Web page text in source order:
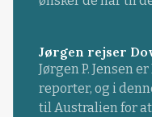
Jørgen rejser
Jørgen P. Jensen
reporter, og i
til Australien for